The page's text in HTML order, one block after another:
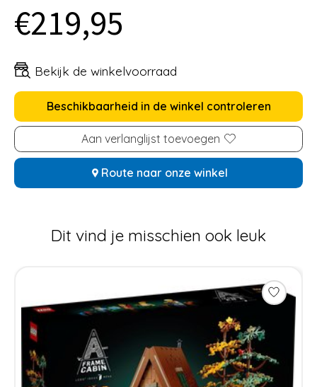
€219,95
Bekijk de winkelvoorraad
Beschikbaarheid in de winkel controleren
Aan verlanglijst toevoegen
Route naar onze winkel
Dit vind je misschien ook leuk